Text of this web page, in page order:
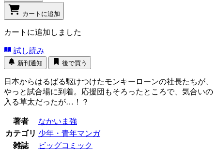
カートに追加
カートに追加しました
試し読み
新刊通知 後で買う
日本からはるばる駆けつけたモンキーローンの社長たちが、
やっと試合場に到着。応援団もそろったところで、気合いの
入る草太だったが…！？
著者
なかいま強
カテゴリ 少年・青年マンガ
雑誌
ビッグコミック